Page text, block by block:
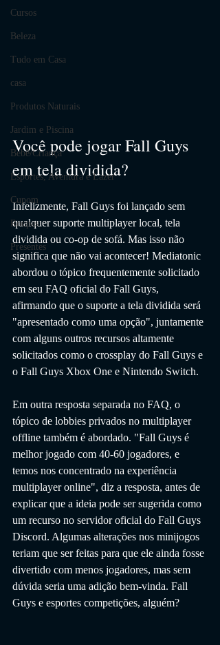
Cursos
Beleza
Tudo em Casa
casa
Produtos Naturais
Jardim e Piscina
Bebê/Criança
Esportes, Aventura e Lazer
Cupom
Roupas
Presentes
Você pode jogar Fall Guys
em tela dividida?
Infelizmente, Fall Guys foi lançado sem
qualquer suporte multiplayer local, tela
dividida ou co-op de sofá. Mas isso não
significa que não vai acontecer! Mediatonic
abordou o tópico frequentemente solicitado
em seu FAQ oficial do Fall Guys,
afirmando que o suporte a tela dividida será
"apresentado como uma opção", juntamente
com alguns outros recursos altamente
solicitados como o crossplay do Fall Guys e
o Fall Guys Xbox One e Nintendo Switch.
Em outra resposta separada no FAQ, o
tópico de lobbies privados no multiplayer
offline também é abordado. "Fall Guys é
melhor jogado com 40-60 jogadores, e
temos nos concentrado na experiência
multiplayer online", diz a resposta, antes de
explicar que a ideia pode ser sugerida como
um recurso no servidor oficial do Fall Guys
Discord. Algumas alterações nos minijogos
teriam que ser feitas para que ele ainda fosse
divertido com menos jogadores, mas sem
dúvida seria uma adição bem-vinda. Fall
Guys e esportes competições, alguém?